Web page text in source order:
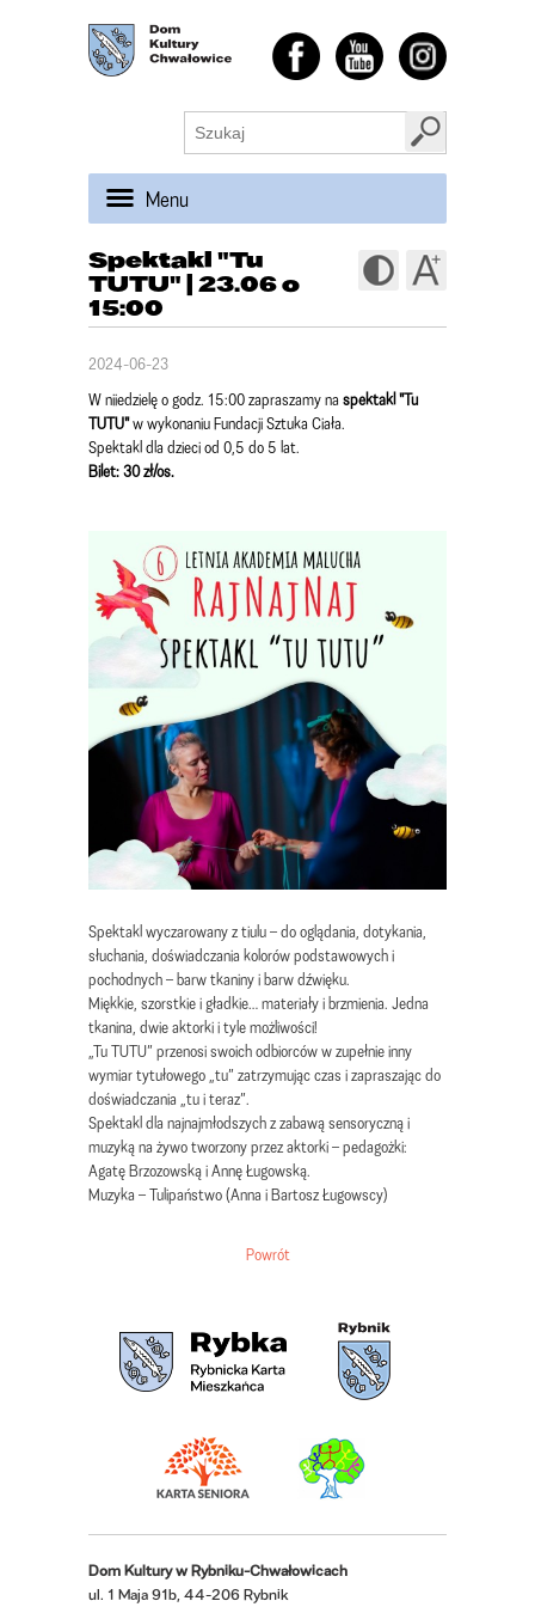
Menu
Spektakl "Tu
TUTU" | 23.06 o
15:00
2024-06-23
W niiedzielę o godz. 15:00 zapraszamy na spektakl "Tu
TUTU"w wykonaniu Fundacji Sztuka Ciała.
Spektakl dla dzieci od 0,5 do 5 lat.
Bilet: 30 zł/os.
Spektakl wyczarowany z tiulu – do oglądania, dotykania,
słuchania, doświadczania kolorów podstawowych i
pochodnych – barw tkaniny i barw dźwięku.
Miękkie, szorstkie i gładkie… materiały i brzmienia. Jedna
tkanina, dwie aktorki i tyle możliwości!
„Tu TUTU” przenosi swoich odbiorców w zupełnie inny
wymiar tytułowego „tu” zatrzymując czas i zapraszając do
doświadczania „tu i teraz”.
Spektakl dla najnajmłodszych z zabawą sensoryczną i
muzyką na żywo tworzony przez aktorki – pedagożki:
Agatę Brzozowską i Annę Ługowską.
Muzyka – Tulipaństwo (Anna i Bartosz Ługowscy)
Powrót
Dom Kultury w Rybniku-Chwałowicach
ul. 1 Maja 91b, 44-206 Rybnik